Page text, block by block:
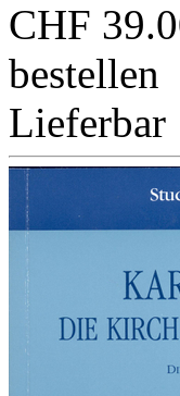
CHF
bestellen
Lieferbar